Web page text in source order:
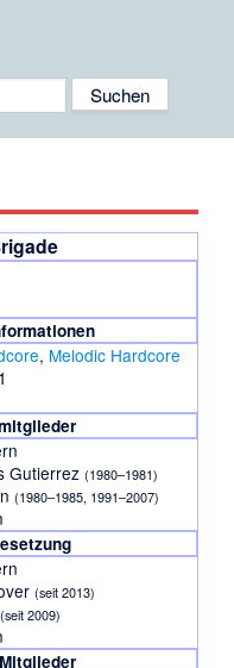
, Melodic Hardcore
Gutierrez (1980–1981)
(1980–1985, 1991–2007)
(seit 2013)
(seit 2009)